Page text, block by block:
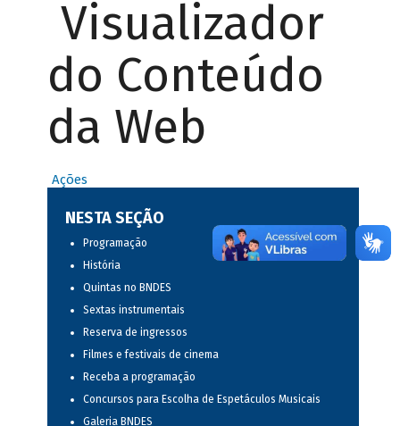
Visualizador
do Conteúdo
da Web
Ações
NESTA SEÇÃO
Programação
História
Quintas no BNDES
Sextas instrumentais
Reserva de ingressos
Filmes e festivais de cinema
Receba a programação
Concursos para Escolha de Espetáculos Musicais
Galeria BNDES